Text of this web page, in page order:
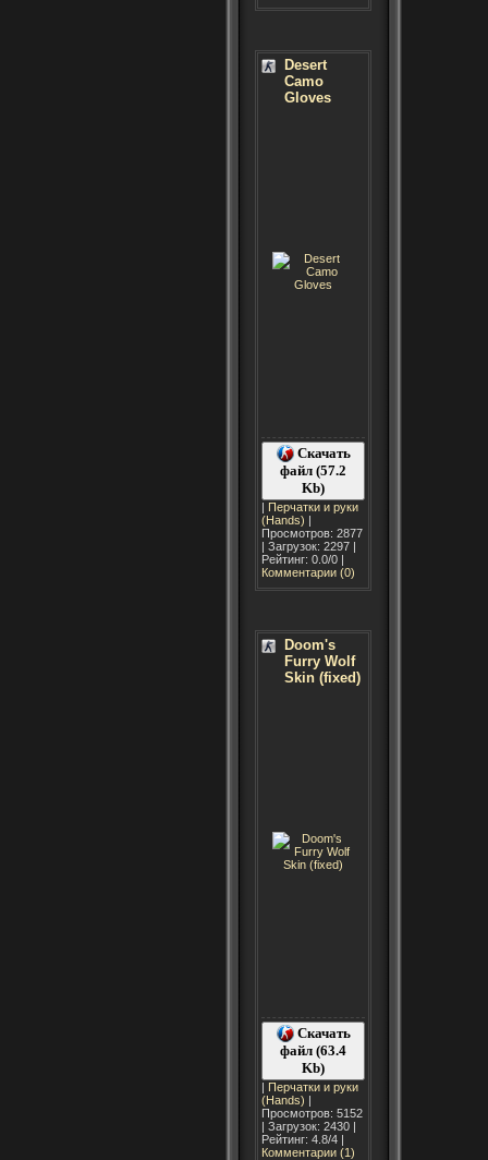
Desert
Camo
Gloves
Скачать
файл (57.2
Kb)
| Перчатки и руки
(Hands) |
Просмотров: 2877
| Загрузок: 2297 |
Рейтинг: 0.0/0 |
Комментарии (0)
Doom's
Furry Wolf
Skin (fixed)
Скачать
файл (63.4
Kb)
| Перчатки и руки
(Hands) |
Просмотров: 5152
| Загрузок: 2430 |
Рейтинг: 4.8/4 |
Комментарии (1)